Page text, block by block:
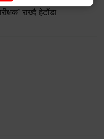
राख्दै हेटौंडा